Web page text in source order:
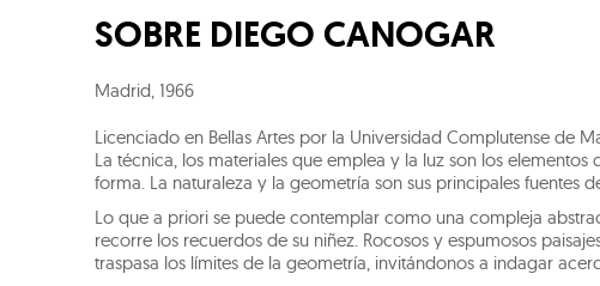
SOBRE DIEGO CANOGAR
Madrid, 1966
Licenciado en Bellas Artes por la Universidad Complutense de
La técnica, los materiales que emplea y la luz son los
forma. La naturaleza y la geometría son sus principales fuentes
Lo que a priori se puede contemplar como una compleja
recorre los recuerdos de su niñez. Rocosos y espumosos
traspasa los límites de la geometría, invitándonos a indagar